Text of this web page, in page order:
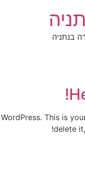
בנתניה
This is
delete